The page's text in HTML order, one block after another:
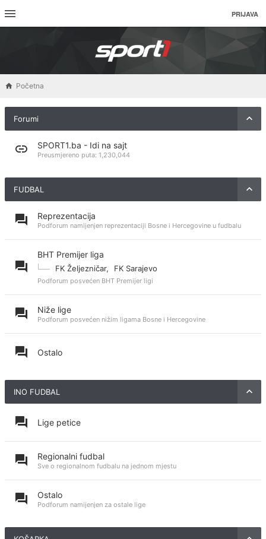
PRIJAVA
Početna
Forumi
SPORT1.ba - Idi na sajt
Preusmjereno puta: 1,230,044
FUDBAL
Reprezentacija
Podforum namijenjen reprezentaciji Bosne i Hercegovine u fudbalu
BHT Premijer liga
FK Željezničar, FK Sarajevo
Podforum posvećen BHT Premijer ligi
Niže lige
Podforum posvećen nižim ligama Bosne i Hercegovine
Ostalo
INO FUDBAL
Lige petice
Regionalni fudbal
Sve o regionalnom fudbalu na jednom mjestu
Ostalo
Podforum namijenjen za ostale lige